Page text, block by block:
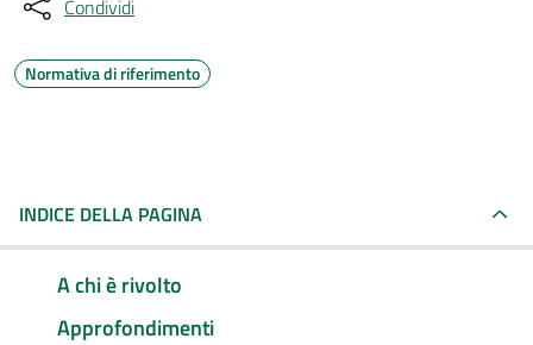
Condividi
Normativa di riferimento
INDICE DELLA PAGINA
A chi è rivolto
Approfondimenti